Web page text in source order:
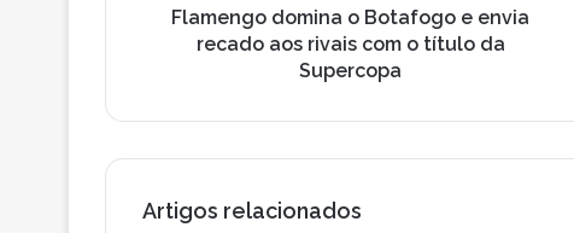
a
a
t
Flamengo domina o Botafogo e envia
recado aos rivais com o título da
Supercopa
Artigos relacionados